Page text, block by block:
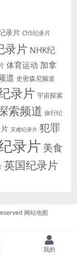
录片 Ch5纪录片
录片 NHK纪
体育运动 加拿
道 史密森尼频道
录片 宇宙探索
索频道 旅行纪
灾难纪录片 犯罪
录片 美食
英国纪录片
网站地图
我的